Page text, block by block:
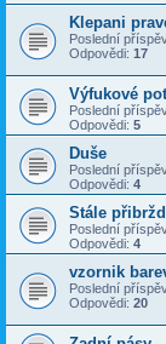
Klepani
Poslední
Odpovědi: 17
Výfukové
Poslední
Odpovědi: 5
Duše
Poslední
Odpovědi: 4
Stále
Poslední
Odpovědi: 4
vzornik
Poslední
Odpovědi: 20